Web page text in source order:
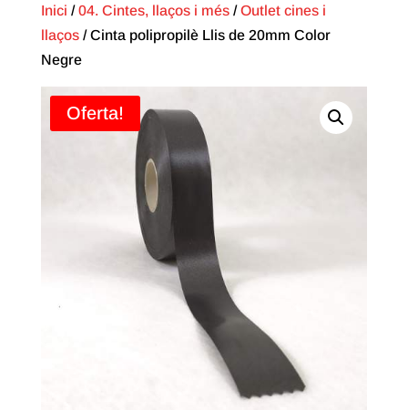
Inici /04. Cintes, llaços i més/Outlet cines i
llaços/ Cinta polipropilè Llis de 20mm Color
Negre
Oferta!